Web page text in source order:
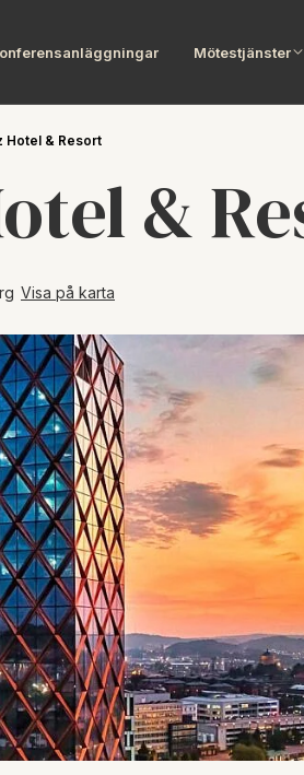
Mötestjänster
Hotel & Resort
&
Visa på karta